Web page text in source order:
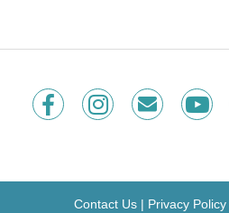
Contact Us| Privacy Policy